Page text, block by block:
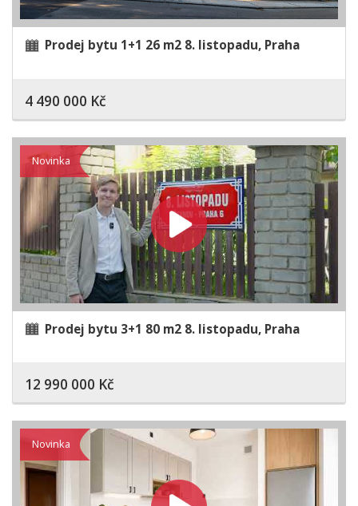
Prodej bytu 1+1 26 m2 8. listopadu, Praha
4 490 000 Kč
Novinka
Prodej bytu 3+1 80 m2 8. listopadu, Praha
12 990 000 Kč
Novinka